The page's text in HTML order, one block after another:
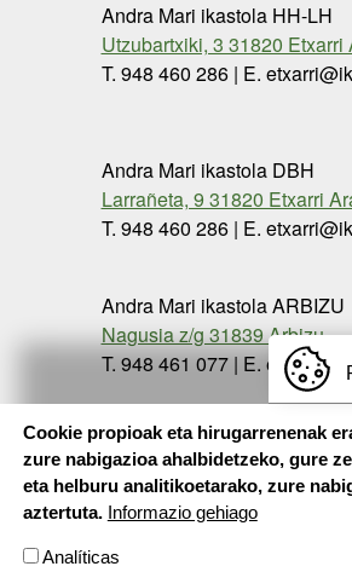
Andra Mari ikastola HH-LH
Utzubartxiki, 3 31820 Etxarri
T. 948 460 286 | E.
Andra Mari ikastola DBH
Larrañeta, 9 31820 Etxarri
T. 948 460 286 | E.
Andra Mari ikastola ARBIZU
Nagusia z/g 31839 Arbizu
T. 948 461 077 | E.
Cookie propioak eta hirugarrenenak
zure nabigazioa ahalbidetzeko, gure
eta helburu analitikoetarako, zure
aztertuta. Informazio gehiago
Analíticas